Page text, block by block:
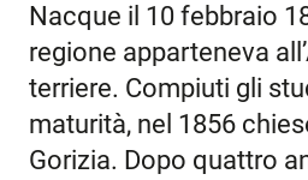
Nacque il 10 febbraio
regione apparteneva
terriere. Compiuti gli
maturità, nel 1856
Gorizia. Dopo quattro